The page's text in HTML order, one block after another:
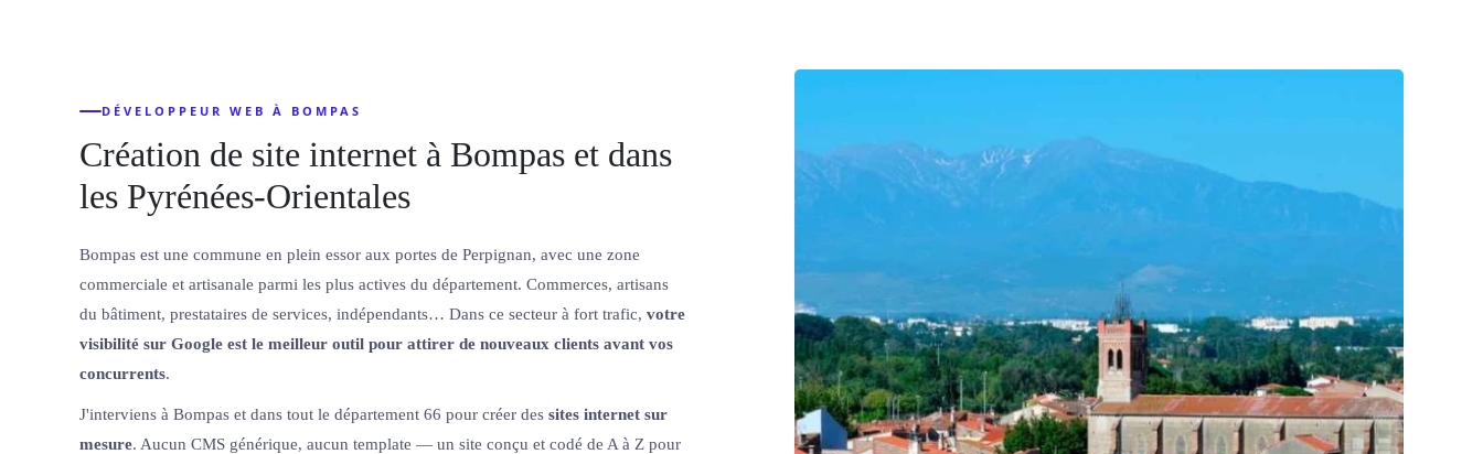
DÉVELOPPEUR WEB À BOMPAS
Création de site internet à Bompas et dans
les Pyrénées-Orientales
Bompas est une commune en plein essor aux portes de Perpignan, avec une zone
commerciale et artisanale parmi les plus actives du département. Commerces, artisans
du bâtiment, prestataires de services, indépendants… Dans ce secteur à fort trafic, votre
visibilité sur Google est le meilleur outil pour attirer de nouveaux clients avant vos
concurrents.
J'interviens à Bompas et dans tout le département 66 pour créer des sites internet sur
mesure. Aucun CMS générique, aucun template — un site conçu et codé de A à Z pour